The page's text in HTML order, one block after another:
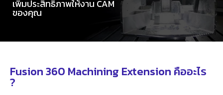
เพิ่มประสิทธิภาพให้งาน CAM
ของคุณ
Fusion 360 Machining Extension คืออะไร
?